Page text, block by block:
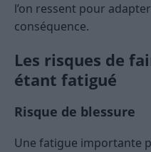
l’on ressent pour
conséquence.
Les risques de
étant fatigué
Risque de blessure
Une fatigue importante